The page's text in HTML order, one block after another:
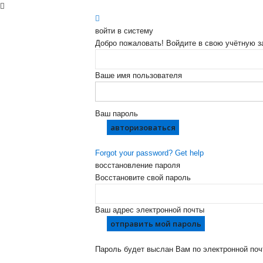
войти в систему
Добро пожаловать! Войдите в свою учётную
Ваше имя пользователя
Ваш пароль
Forgot your password? Get help
восстановление пароля
Восстановите свой пароль
Ваш адрес электронной почты
Пароль будет выслан Вам по электронной